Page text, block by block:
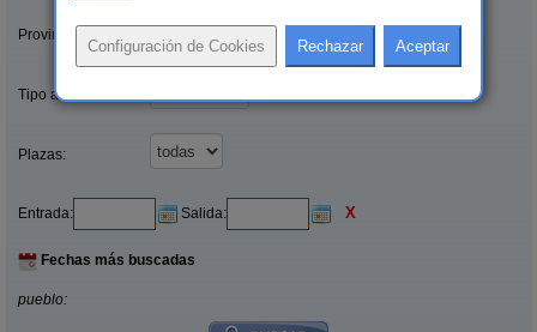
Provincias/Islas:
Tipo alquiler:
Plazas:
Entrada: Salida: X
Fechas más buscadas
pueblo: